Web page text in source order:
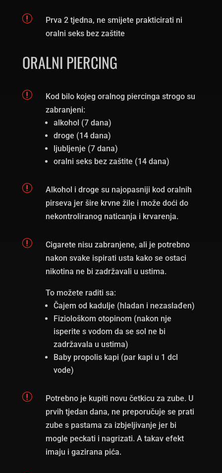
r
Prva 2 tjedna, ne smijete prakticirati ni
oralni seks bez zaštite
ORALNI PIERCING
r
Kod bilo kojeg oralnog piercinga strogo su
zabranjeni:
alkohol (7 dana)
droge (14 dana)
ljubljenje (7 dana)
oralni seks bez zaštite (14 dana)
r
Alkohol i droge su najopasniji kod oralnih
pirseva jer šire krvne žile i može doći do
nekontroliranog naticanja i krvarenja.
r
Cigarete nisu zabranjene, ali je potrebno
nakon svake ispirati usta kako se ostaci
nikotina ne bi zadržavali u ustima.
To možete raditi sa:
Čajem od kadulje (hladan i nezaslađen)
Fiziološkom otopinom (nakon nje
isperite s vodom da se sol ne bi
zadržavala u ustima)
Baby propolis kapi (par kapi u 1 dcl
vode)
r
Potrebno je kupiti novu četkicu za zube. U
prvih tjedan dana, ne preporučuje se prati
zube s pastama za izbjeljivanje jer bi
mogle peckati i nagrizati. A takav efekt
imaju i gazirana pića.